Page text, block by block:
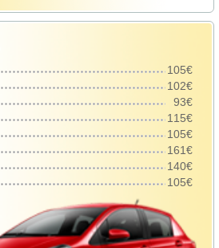
105€
102€
93€
115€
105€
161€
140€
105€